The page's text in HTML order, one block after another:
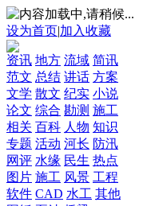
设为首页|加入收藏
资讯 地方 流域 简讯
范文 总结 讲话 方案
文学 散文 纪实 小说
论文 综合 勘测 施工
相关 百科 人物 知识
专题 活动 河长 防汛
网评 水缘 民生 热点
图片 施工 风景 工程
软件 CAD 水工 其他